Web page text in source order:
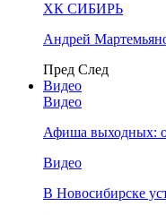
ХК СИБИРЬ
Андрей
Пред След
Видео
Видео
Афиша выходных:
Видео
В Новосибирске